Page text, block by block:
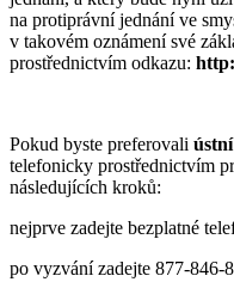
na protiprávní jednání ve
v takovém oznámení své
prostřednictvím odkazu:
Pokud byste preferovali ústní
telefonicky prostřednictvím
následujících kroků:
nejprve zadejte bezplatné
po vyzvání zadejte 877-846-